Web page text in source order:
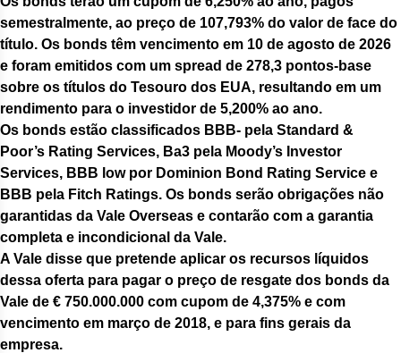
semestralmente, ao preço de 107,793% do valor de face do
título. Os bonds têm vencimento em 10 de agosto de 2026
e foram emitidos com um spread de 278,3 pontos-base
sobre os títulos do Tesouro dos EUA, resultando em um
rendimento para o investidor de 5,200% ao ano.
Os bonds estão classificados BBB- pela Standard &
Poor’s Rating Services, Ba3 pela Moody’s Investor
Services, BBB low por Dominion Bond Rating Service e
BBB pela Fitch Ratings. Os bonds serão obrigações não
garantidas da Vale Overseas e contarão com a garantia
completa e incondicional da Vale.
A Vale disse que pretende aplicar os recursos líquidos
dessa oferta para pagar o preço de resgate dos bonds da
Vale de € 750.000.000 com cupom de 4,375% e com
vencimento em março de 2018, e para fins gerais da
empresa.